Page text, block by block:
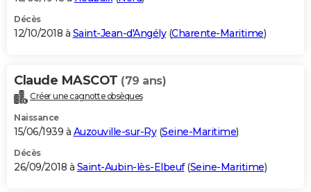
Décès
12/10/2018 à Saint-Jean-d'Angély(Charente-Maritime)
Claude MASCOT (79 ans)
Créer une cagnotte obsèques
Naissance
15/06/1939 à Auzouville-sur-Ry(Seine-Maritime)
Décès
26/09/2018 à Saint-Aubin-lès-Elbeuf(Seine-Maritime)